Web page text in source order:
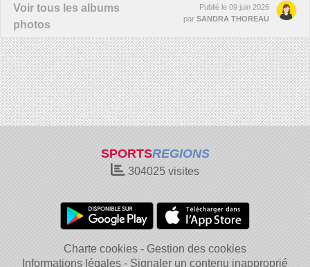
Voir tous les albums
photos
Publié le 09 juin 2026
par SANDRA THOREAU
SPORTSREGIONS
304025 visites
Charte cookies
Gestion des cookies
Informations légales
Signaler un contenu inapproprié